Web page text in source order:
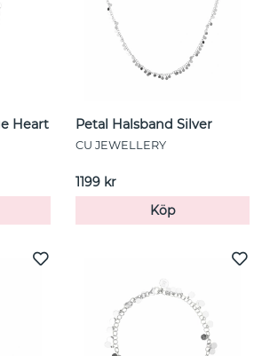
Heart
Petal Halsband Silver
CU JEWELLERY
1199 kr
Köp